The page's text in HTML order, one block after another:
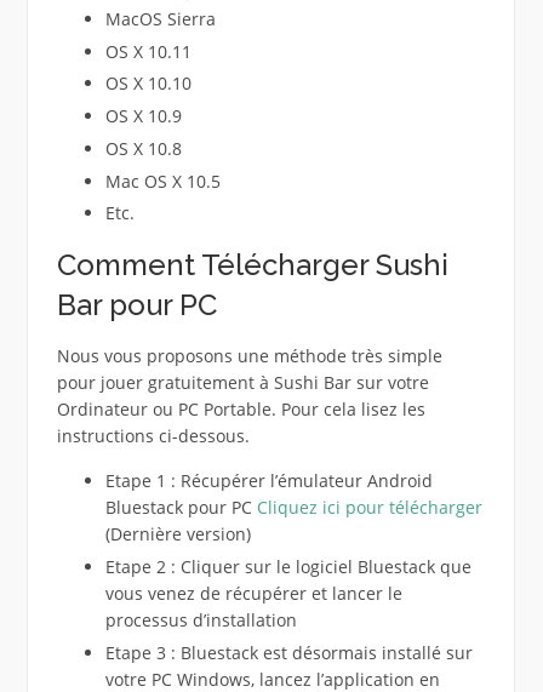
MacOS Sierra
OS X 10.11
OS X 10.10
OS X 10.9
OS X 10.8
Mac OS X 10.5
Etc.
Comment Télécharger Sushi
Bar pour PC
Nous vous proposons une méthode très simple
pour jouer gratuitement à Sushi Bar sur votre
Ordinateur ou PC Portable. Pour cela lisez les
instructions ci-dessous.
Etape 1 : Récupérer l’émulateur Android
Bluestack pour PC Cliquez ici pour télécharger
(Dernière version)
Etape 2 : Cliquer sur le logiciel Bluestack que
vous venez de récupérer et lancer le
processus d’installation
Etape 3 : Bluestack est désormais installé sur
votre PC Windows, lancez l’application en